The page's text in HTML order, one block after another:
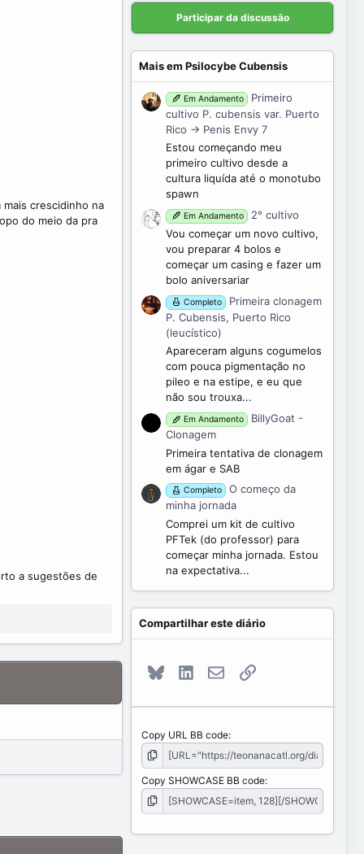
mais crescidinho na
do meio da pra
a sugestões de
Participar da discussão
Mais em Psilocybe Cubensis
Em Andamento
Primeiro
cultivo P. cubensis var. Puerto
Rico -> Penis Envy 7
Estou começando meu
primeiro cultivo desde a
cultura liquída até o monotubo
spawn
Em Andamento
2° cultivo
Vou começar um novo cultivo,
vou preparar 4 bolos e
começar um casing e fazer um
bolo aniversariar
Completo
Primeira clonagem
P. Cubensis, Puerto Rico
(leucístico)
Apareceram alguns cogumelos
com pouca pigmentação no
pileo e na estipe, e eu que
não sou trouxa...
Em Andamento
BillyGoat -
Clonagem
Primeira tentativa de clonagem
em ágar e SAB
Completo
O começo da
minha jornada
Comprei um kit de cultivo
PFTek (do professor) para
começar minha jornada. Estou
na expectativa...
Compartilhar este diário
Bluesky LinkedInE-mailLink
Copy URL BB code
Copy SHOWCASE BB code